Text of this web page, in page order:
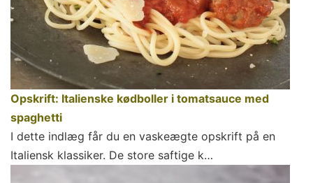
Opskrift: Italienske kødboller i tomatsauce med
spaghetti
I dette indlæg får du en vaskeægte opskrift på en
Italiensk klassiker. De store saftige k…